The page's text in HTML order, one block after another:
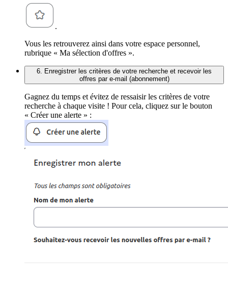
.
Vous les retrouverez ainsi dans votre espace personnel,
rubrique « Ma sélection d'offres ».
6. Enregistrer les critères de votre recherche et recevoir les
offres par e-mail (abonnement)
Gagnez du temps et évitez de ressaisir les critères de votre
recherche à chaque visite ! Pour cela, cliquez sur le bouton
« Créer une alerte » :